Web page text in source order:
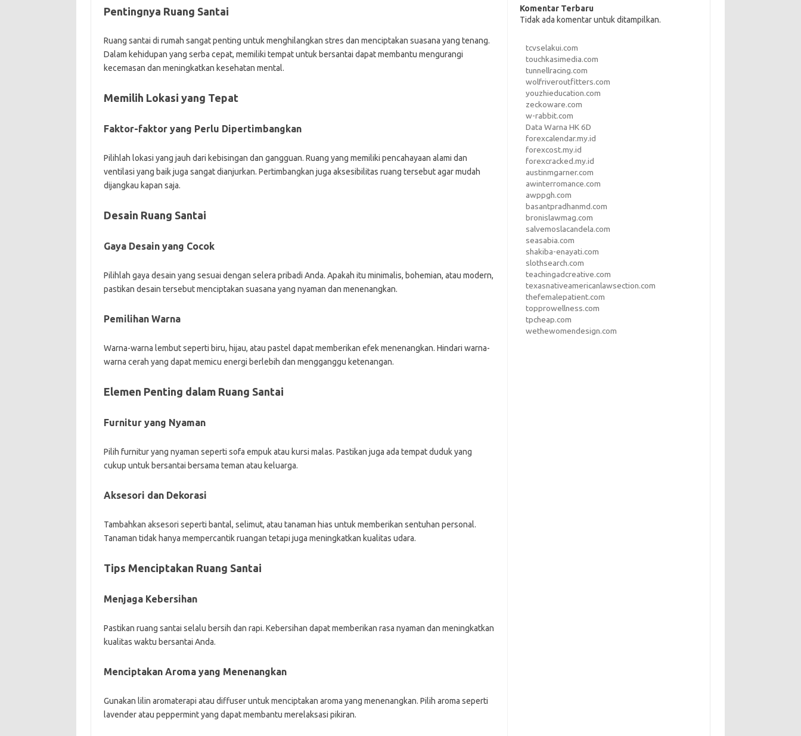
Pentingnya Ruang Santai
Ruang santai di rumah sangat penting untuk menghilangkan stres dan menciptakan suasana yang tenang.
Dalam kehidupan yang serba cepat, memiliki tempat untuk bersantai dapat membantu mengurangi
kecemasan dan meningkatkan kesehatan mental.
Memilih Lokasi yang Tepat
Faktor-faktor yang Perlu Dipertimbangkan
Pilihlah lokasi yang jauh dari kebisingan dan gangguan. Ruang yang memiliki pencahayaan alami dan
ventilasi yang baik juga sangat dianjurkan. Pertimbangkan juga aksesibilitas ruang tersebut agar mudah
dijangkau kapan saja.
Desain Ruang Santai
Gaya Desain yang Cocok
Pilihlah gaya desain yang sesuai dengan selera pribadi Anda. Apakah itu minimalis, bohemian, atau modern,
pastikan desain tersebut menciptakan suasana yang nyaman dan menenangkan.
Pemilihan Warna
Warna-warna lembut seperti biru, hijau, atau pastel dapat memberikan efek menenangkan. Hindari warna-
warna cerah yang dapat memicu energi berlebih dan mengganggu ketenangan.
Elemen Penting dalam Ruang Santai
Furnitur yang Nyaman
Pilih furnitur yang nyaman seperti sofa empuk atau kursi malas. Pastikan juga ada tempat duduk yang
cukup untuk bersantai bersama teman atau keluarga.
Aksesori dan Dekorasi
Tambahkan aksesori seperti bantal, selimut, atau tanaman hias untuk memberikan sentuhan personal.
Tanaman tidak hanya mempercantik ruangan tetapi juga meningkatkan kualitas udara.
Tips Menciptakan Ruang Santai
Menjaga Kebersihan
Pastikan ruang santai selalu bersih dan rapi. Kebersihan dapat memberikan rasa nyaman dan meningkatkan
kualitas waktu bersantai Anda.
Menciptakan Aroma yang Menenangkan
Gunakan lilin aromaterapi atau diffuser untuk menciptakan aroma yang menenangkan. Pilih aroma seperti
lavender atau peppermint yang dapat membantu merelaksasi pikiran.
Komentar Terbaru
Tidak ada komentar untuk ditampilkan.
tcvselakui.com
touchkasimedia.com
tunnellracing.com
wolfriveroutfitters.com
youzhieducation.com
zeckoware.com
w-rabbit.com
Data Warna HK 6D
forexcalendar.my.id
forexcost.my.id
forexcracked.my.id
austinmgarner.com
awinterromance.com
awppgh.com
basantpradhanmd.com
bronislawmag.com
salvemoslacandela.com
seasabia.com
shakiba-enayati.com
slothsearch.com
teachingadcreative.com
texasnativeamericanlawsection.com
thefemalepatient.com
topprowellness.com
tpcheap.com
wethewomendesign.com